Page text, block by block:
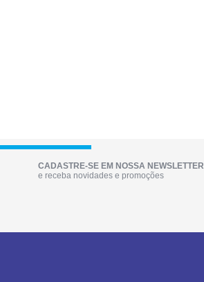
CADASTRE-SE EM NOSSA NEWSLETTER
e receba novidades e promoções